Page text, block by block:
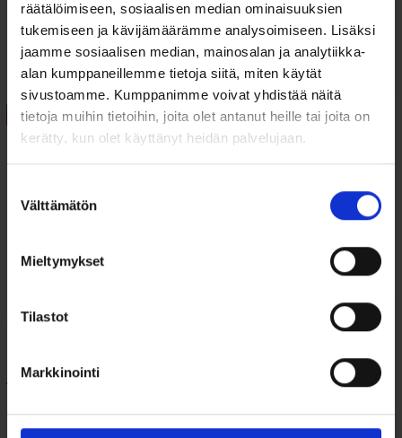
räätälöimiseen, sosiaalisen median ominaisuuksien
tukemiseen ja kävijämäärämme analysoimiseen. Lisäksi
jaamme sosiaalisen median, mainosalan ja analytiikka-
alan kumppaneillemme tietoja siitä, miten käytät
sivustoamme. Kumppanimme voivat yhdistää näitä
tietoja muihin tietoihin, joita olet antanut heille tai joita on
kerätty, kun olet käyttänyt heidän palvelujaan.
valinta
Välttämätön
Mieltymykset
Tilastot
Markkinointi
Tutustu myös
ALE 22%
kirkas kivi
45,00€
hinta
35,00€
hinta
Nomination Classic 030601-006
ALE 47%
Nomination pala
hinta
hinta
Nomination pala Classic-
rannekkeeseen.